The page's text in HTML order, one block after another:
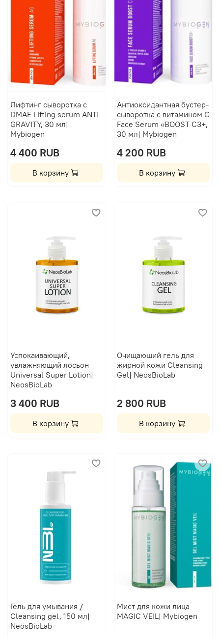
Лифтинг сыворотка с
DMAE Lifting serum ANTI
GRAVITY, 30 мл|
Mybiogen
4 400 RUB
В корзину
Антиоксидантная бустер-
сыворотка с витамином C
Face Serum «BOOST C3+,
30 мл| Mybiogen
4 200 RUB
В корзину
Успокаивающий,
увлажняющий лосьон
Universal Super Lotion|
NeosBioLab
3 400 RUB
В корзину
Очищающий гель для
жирной кожи Сleansing
Gel| NeosBioLab
2 800 RUB
В корзину
Гель для умывания /
Cleansing gel, 150 мл|
NeosBioLab
Мист для кожи лица
MAGIC VEIL| Mybiogen